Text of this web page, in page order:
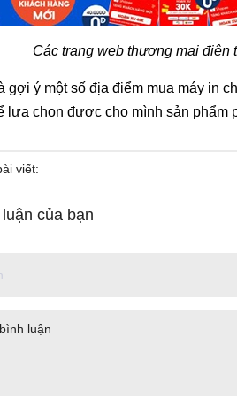
Các trang web thương mại điện
gợi ý một số địa điểm mua máy in
lựa chọn được cho mình sản phẩm
viết:
của bạn